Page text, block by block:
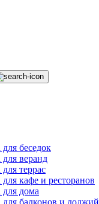
беседок
веранд
террас
кафе и ресторанов
дома
балконов и лоджий